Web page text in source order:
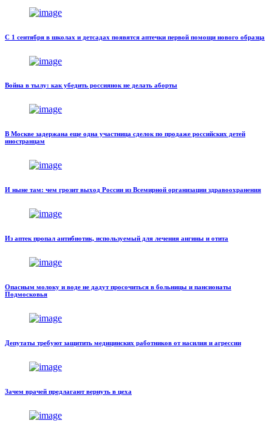
С 1 сентября в школах и детсадах появятся аптечки первой помощи нового образца
Война в тылу: как убедить россиянок не делать аборты
В Москве задержана еще одна участница сделок по продаже российских детей
иностранцам
И ныне там: чем грозит выход России из Всемирной организации здравоохранения
Из аптек пропал антибиотик, используемый для лечения ангины и отита
Опасным молоку и воде не дадут просочиться в больницы и пансионаты
Подмосковья
Депутаты требуют защитить медицинских работников от насилия и агрессии
Зачем врачей предлагают вернуть в цеха